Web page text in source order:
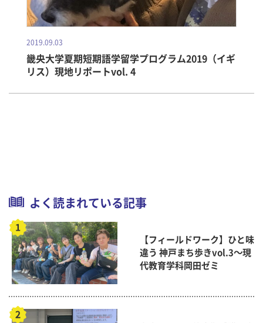
2019.09.03
畿央大学夏期短期語学留学プログラム2019（イギ
リス）現地リポートvol. 4
よく読まれている記事
【フィールドワーク】ひと味
違う 神戸まち歩きvol.3～現
代教育学科岡田ゼミ